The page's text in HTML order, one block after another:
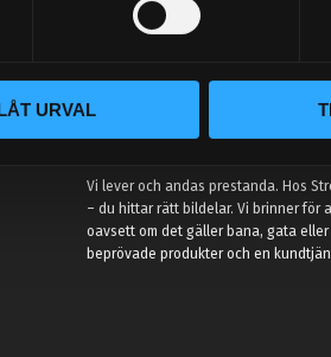
URVAL
Vi lever och andas prestanda. Hos
– du hittar rätt bildelar. Vi brinner för
oavsett om det gäller bana, gata
beprövade produkter och en